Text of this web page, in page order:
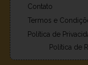
Contato
Termos e
Política de
Política de